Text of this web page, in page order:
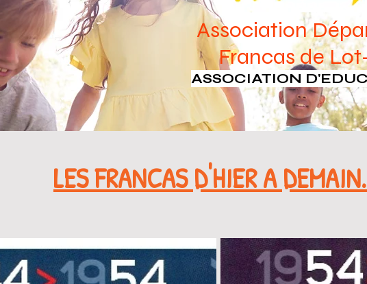
LES FRANCAS D'HIER A
Association
Francas de
ASSOCIATION